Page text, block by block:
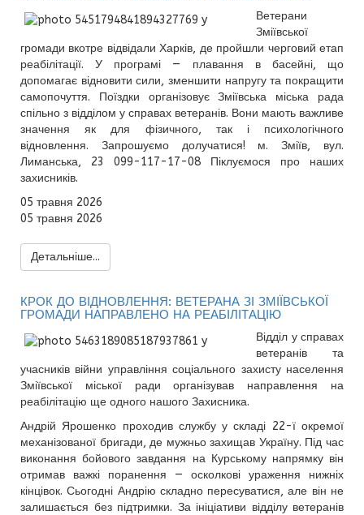
Ветерани
Зміївської
громади вкотре відвідали Харків, де пройшли черговий етап
реабілітації. У програмі — плавання в басейні, що
допомагає відновити сили, зменшити напругу та покращити
самопочуття. Поїздки організовує Зміївська міська рада
спільно з відділом у справах ветеранів. Вони мають важливе
значення як для фізичного, так і психологічного
відновлення. Запрошуємо долучатися! м. Зміїв, вул.
Лиманська, 23 099-117-17-08 Піклуємося про наших
захисників.
05 травня 2026
05 травня 2026
Детальніше...
КРОК ДО ВІДНОВЛЕННЯ: ВЕТЕРАНА ЗІ ЗМІЇВСЬКОЇ
ГРОМАДИ НАПРАВЛЕНО НА РЕАБІЛІТАЦІЮ
Відділ у справах
ветеранів та
учасників війни управління соціального захисту населення
Зміївської міської ради організував направлення на
реабілітацію ще одного нашого Захисника.
Андрій Ярошенко проходив службу у складі 22-ї окремої
механізованої бригади, де мужньо захищав Україну. Під час
виконання бойового завдання на Курському напрямку він
отримав важкі поранення — осколкові ураження нижніх
кінцівок. Сьогодні Андрію складно пересуватися, але він не
залишається без підтримки. За ініціативи відділу ветеранів